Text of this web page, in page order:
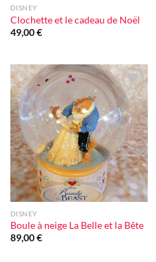
DISNEY
Clochette et le cadeau de Noël
49,00€
Ajouter
à la liste
d'envie
DISNEY
Boule à neige La Belle et la Bête
89,00€